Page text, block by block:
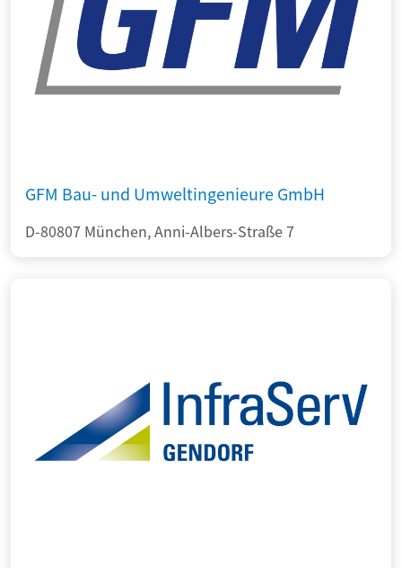
GFM Bau- und Umweltingenieure GmbH
D-80807 München, Anni-Albers-Straße 7